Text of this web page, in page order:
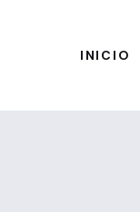
INICIO